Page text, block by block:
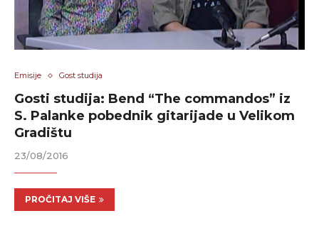
Emisije Gost studija
Gosti studija: Bend “The commandos” iz
S. Palanke pobednik gitarijade u Velikom
Gradištu
23/08/2016
PROČITAJ VIŠE